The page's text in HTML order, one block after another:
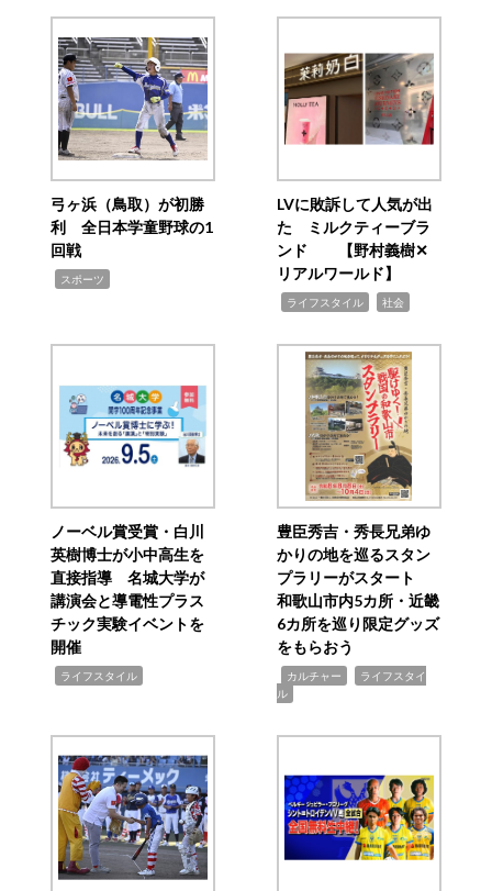
弓ヶ浜（鳥取）が初勝
利 全日本学童野球の1
回戦
スポーツ
LVに敗訴して人気が出
た ミルクティーブラ
ンド 【野村義樹✕
リアルワールド】
ライフスタイル 社会
ノーベル賞受賞・白川
英樹博士が小中高生を
直接指導 名城大学が
講演会と導電性プラス
チック実験イベントを
開催
ライフスタイル
豊臣秀吉・秀長兄弟ゆ
かりの地を巡るスタン
プラリーがスタート
和歌山市内5カ所・近畿
6カ所を巡り限定グッズ
をもらおう
カルチャー
ライフスタイ
ル